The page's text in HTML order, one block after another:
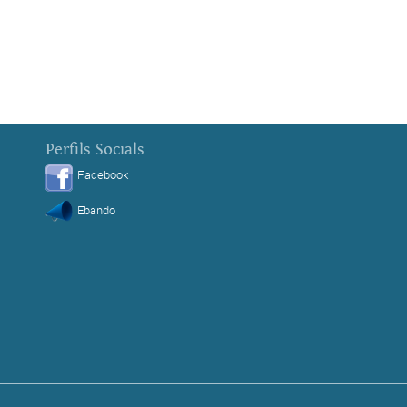
Perfils Socials
Facebook
Ebando